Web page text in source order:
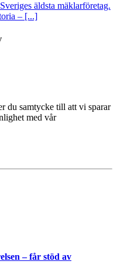
äldsta mäklarföretag.
– [...]
du samtycke till att vi sparar
med vår
– får stöd av